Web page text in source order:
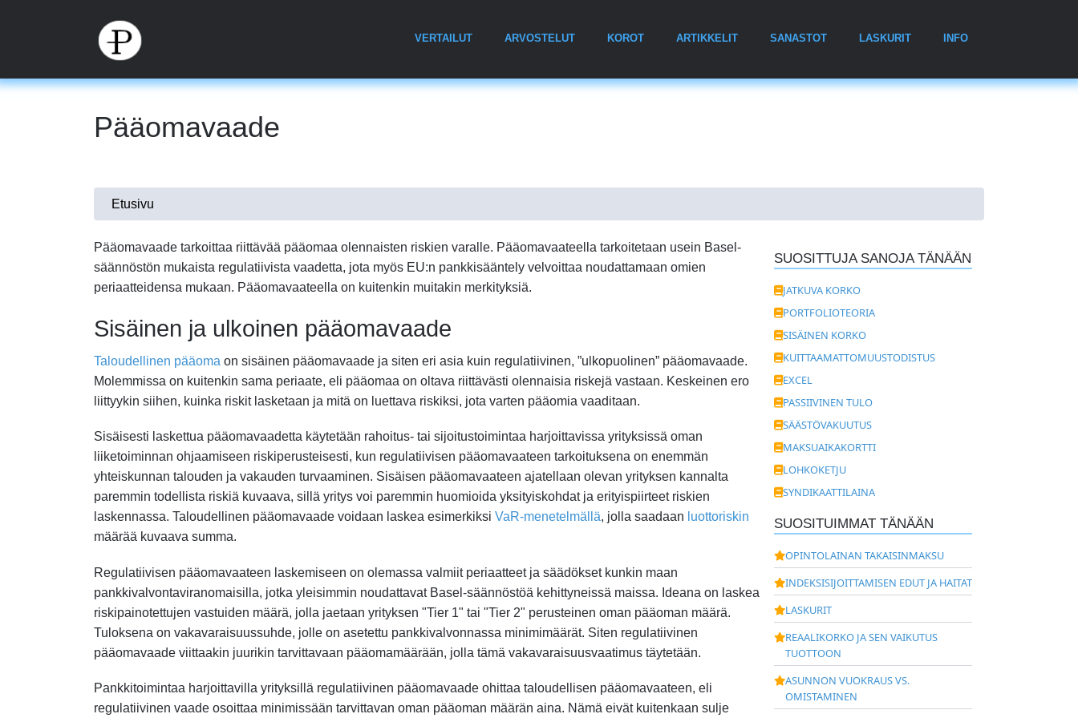
VERTAILUT ARVOSTELUT KOROT ARTIKKELIT SANASTOT LASKURIT INFO
Pääomavaade
Olet
täällä
Etusivu
Pääomavaade tarkoittaa riittävää pääomaa olennaisten riskien varalle. Pääomavaateella tarkoitetaan usein Basel-
säännöstön mukaista regulatiivista vaadetta, jota myös EU:n pankkisääntely velvoittaa noudattamaan omien
periaatteidensa mukaan. Pääomavaateella on kuitenkin muitakin merkityksiä.
Sisäinen ja ulkoinen pääomavaade
Taloudellinen pääoma on sisäinen pääomavaade ja siten eri asia kuin regulatiivinen, ”ulkopuolinen” pääomavaade.
Molemmissa on kuitenkin sama periaate, eli pääomaa on oltava riittävästi olennaisia riskejä vastaan. Keskeinen ero
liittyykin siihen, kuinka riskit lasketaan ja mitä on luettava riskiksi, jota varten pääomia vaaditaan.
Sisäisesti laskettua pääomavaadetta käytetään rahoitus- tai sijoitustoimintaa harjoittavissa yrityksissä oman
liiketoiminnan ohjaamiseen riskiperusteisesti, kun regulatiivisen pääomavaateen tarkoituksena on enemmän
yhteiskunnan talouden ja vakauden turvaaminen. Sisäisen pääomavaateen ajatellaan olevan yrityksen kannalta
paremmin todellista riskiä kuvaava, sillä yritys voi paremmin huomioida yksityiskohdat ja erityispiirteet riskien
laskennassa. Taloudellinen pääomavaade voidaan laskea esimerkiksi VaR-menetelmällä, jolla saadaan luottoriskin
määrää kuvaava summa.
Regulatiivisen pääomavaateen laskemiseen on olemassa valmiit periaatteet ja säädökset kunkin maan
pankkivalvontaviranomaisilla, jotka yleisimmin noudattavat Basel-säännöstöä kehittyneissä maissa. Ideana on laskea
riskipainotettujen vastuiden määrä, jolla jaetaan yrityksen "Tier 1" tai "Tier 2" perusteinen oman pääoman määrä.
Tuloksena on vakavaraisuussuhde, jolle on asetettu pankkivalvonnassa minimimäärät. Siten regulatiivinen
pääomavaade viittaakin juurikin tarvittavaan pääomamäärään, jolla tämä vakavaraisuusvaatimus täytetään.
Pankkitoimintaa harjoittavilla yrityksillä regulatiivinen pääomavaade ohittaa taloudellisen pääomavaateen, eli
regulatiivinen vaade osoittaa minimissään tarvittavan oman pääoman määrän aina. Nämä eivät kuitenkaan sulje
SUOSITTUJA SANOJA TÄNÄÄN
JATKUVA KORKO
PORTFOLIOTEORIA
SISÄINEN KORKO
KUITTAAMATTOMUUSTODISTUS
EXCEL
PASSIIVINEN TULO
SÄÄSTÖVAKUUTUS
MAKSUAIKAKORTTI
LOHKOKETJU
SYNDIKAATTILAINA
SUOSITUIMMAT TÄNÄÄN
OPINTOLAINAN TAKAISINMAKSU
INDEKSISIJOITTAMISEN EDUT JA HAITAT
LASKURIT
REAALIKORKO JA SEN VAIKUTUS
TUOTTOON
ASUNNON VUOKRAUS VS.
OMISTAMINEN